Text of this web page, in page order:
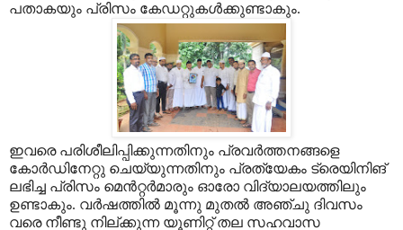
പതാകയും പ്രിസം കേഡറ്റുകൾക്കുണ്ടാകും.
ഇവരെ പരിശീലിപ്പിക്കുന്നതിനും പ്രവർത്തനങ്ങളെ
കോർഡിനേറ്റു ചെയ്യുന്നതിനും പ്രത്യേകം ട്രെയിനിങ്
ലഭിച്ച പ്രിസം മെൻറ്റർമാരും ഓരോ വിദ്യാലയത്തിലും
ഉണ്ടാകും. വർഷത്തിൽ മൂന്നു മുതൽ അഞ്ചു ദിവസം
വരെ നീണ്ടു നില്ക്കുന്ന യൂണിറ്റ് തല സഹവാസ